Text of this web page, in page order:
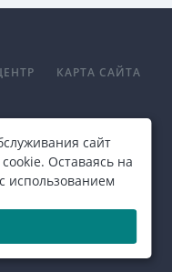
КАРТА САЙТА
390 14 70
. E-mail:
Карта проезда
фондовая биржа"
сайт
Оставаясь на
использованием